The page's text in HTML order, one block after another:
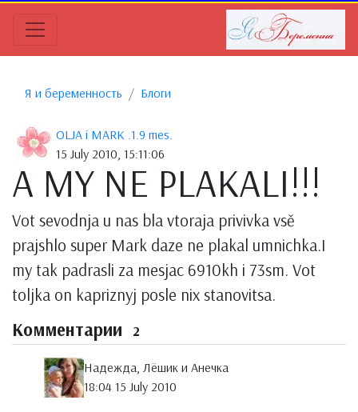
Я и беременность Блоги
OLJA i MARK .1.9 mes.
15 July 2010, 15:11:06
A MY NE PLAKALI!!!
Vot sevodnja u nas bla vtoraja privivka vsě
prajshlo super Mark daze ne plakal umnichka.I
my tak padrasli za mesjac 6910kh i 73sm. Vot
toljka on kapriznyj posle nix stanovitsa.
Комментарии 2
Надежда, Лёшик и Анечка
18:04 15 July 2010